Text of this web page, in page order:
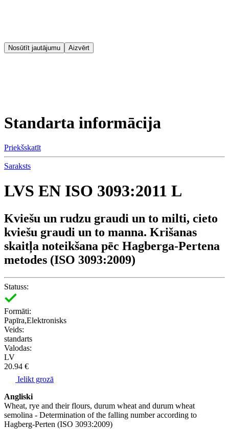
Nosūtīt jautājumu Aizvērt
Standarta informācija
Priekšskatīt
Saraksts
LVS EN ISO 3093:2011 L
Kviešu un rudzu graudi un to milti, cieto
kviešu graudi un to manna. Krišanas
skaitļa noteikšana pēc Hagberga-Pertena
metodes (ISO 3093:2009)
Statuss:
Formāti:
Papīra,Elektronisks
Veids:
standarts
Valodas:
LV
20.94 €
Ielikt grozā
Angliski
Wheat, rye and their flours, durum wheat and durum wheat
semolina - Determination of the falling number according to
Hagberg-Perten (ISO 3093:2009)